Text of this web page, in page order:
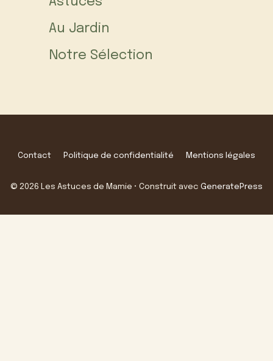
Au Jardin
Notre Sélection
Contact Politique de confidentialité Mentions légales
© 2026 Les Astuces de Mamie • Construit avec GeneratePress